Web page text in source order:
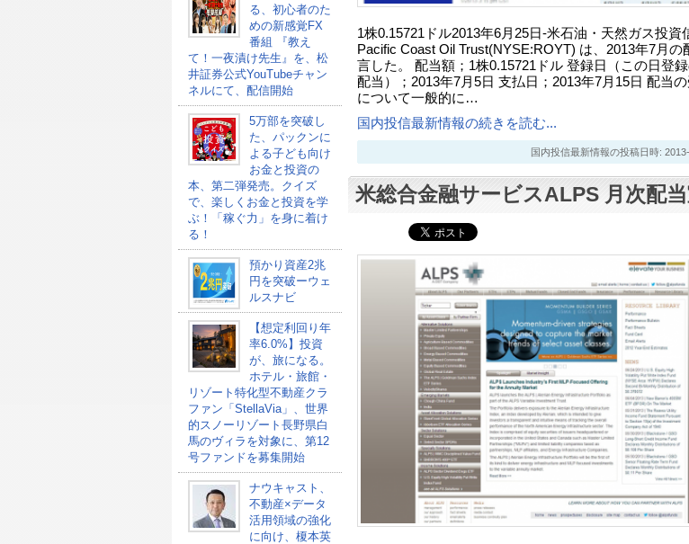
る、初心者のた
めの新感覚FX
番組 『教え
て！一夜漬け先生』を、松
井証券公式YouTubeチャン
ネルにて、配信開始
5万部を突破し
た、パックンに
よる子ども向け
お金と投資の
本、第二弾発売。クイズ
で、楽しくお金と投資を学
ぶ！「稼ぐ力」を身に着け
る！
預かり資産2兆
円を突破ーウェ
ルスナビ
【想定利回り年
率6.0%】投資
が、旅になる。
ホテル・旅館・
リゾート特化型不動産クラ
ファン「StellaVia」、世界
的スノーリゾート長野県白
馬のヴィラを対象に、第12
号ファンドを募集開始
ナウキャスト、
不動産×データ
活用領域の強化
に向け、榎本英
1株0.15721ドル2013年6月25日-米石油・天然ガス投資
Pacific Coast Oil Trust(NYSE:ROYT) は、2013年7月の
言した。 配当額；1株0.15721ドル 登録日（この日登
配当）；2013年7月5日 支払日；2013年7月15日 配当の
について一般的に…
国内投信最新情報の続きを読む...
国内投信最新情報の投稿日時:
米総合金融サービスALPS 月次配